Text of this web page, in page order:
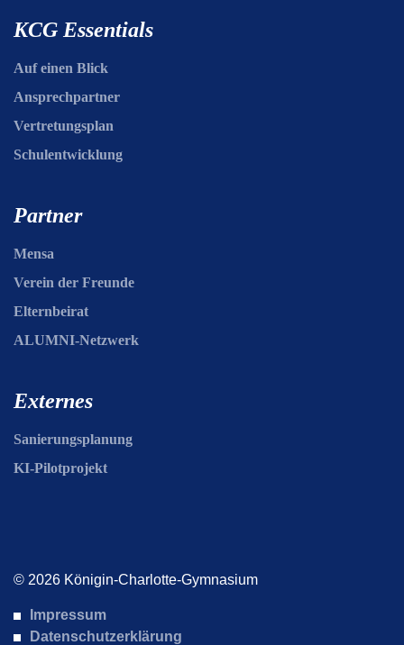
KCG Essentials
Auf einen Blick
Ansprechpartner
Vertretungsplan
Schulentwicklung
Partner
Mensa
Verein der Freunde
Elternbeirat
ALUMNI-Netzwerk
Externes
Sanierungsplanung
KI-Pilotprojekt
Impressum
Datenschutzerklärung
© 2026 Königin-Charlotte-Gymnasium